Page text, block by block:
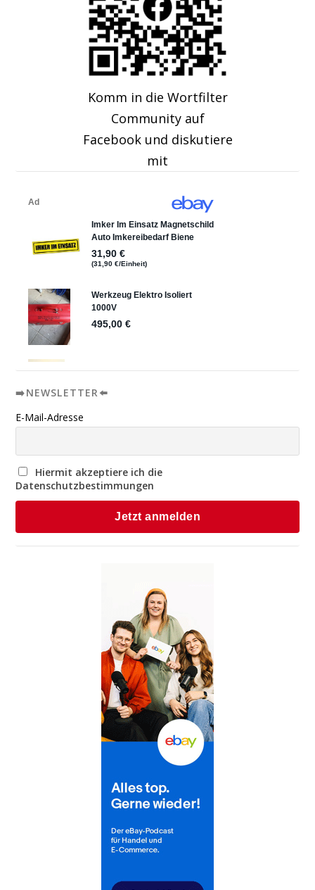
Komm in die Wortfilter
Community auf
Facebook und diskutiere
mit
➡️NEWSLETTER⬅️
E-Mail-Adresse
Hiermit akzeptiere ich die
Datenschutzbestimmungen